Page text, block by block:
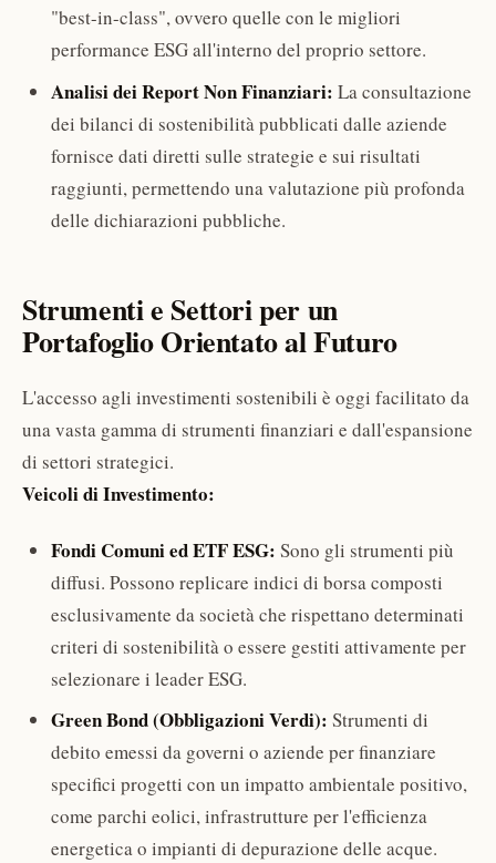
"best-in-class", ovvero quelle con le migliori
performance ESG all'interno del proprio settore.
Analisi dei Report Non Finanziari: La consultazione
dei bilanci di sostenibilità pubblicati dalle aziende
fornisce dati diretti sulle strategie e sui risultati
raggiunti, permettendo una valutazione più profonda
delle dichiarazioni pubbliche.
Strumenti e Settori per un
Portafoglio Orientato al Futuro
L'accesso agli investimenti sostenibili è oggi facilitato da
una vasta gamma di strumenti finanziari e dall'espansione
di settori strategici.
Veicoli di Investimento:
Fondi Comuni ed ETF ESG: Sono gli strumenti più
diffusi. Possono replicare indici di borsa composti
esclusivamente da società che rispettano determinati
criteri di sostenibilità o essere gestiti attivamente per
selezionare i leader ESG.
Green Bond (Obbligazioni Verdi): Strumenti di
debito emessi da governi o aziende per finanziare
specifici progetti con un impatto ambientale positivo,
come parchi eolici, infrastrutture per l'efficienza
energetica o impianti di depurazione delle acque.